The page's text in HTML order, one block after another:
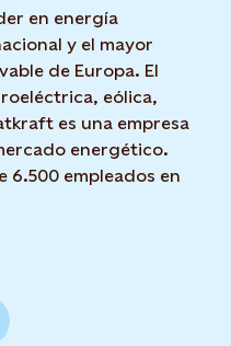
en energía
y el mayor
de Europa. El
eólica,
es una empresa
energético.
empleados en